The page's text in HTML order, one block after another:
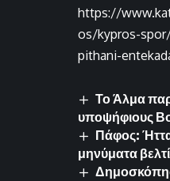
https://
os/kypros-
pithani-
Το Άλμα
υποψήφιους
Πάφος:
μηνύματα